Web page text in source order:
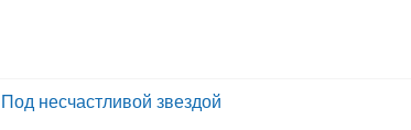
Под несчастливой звездой